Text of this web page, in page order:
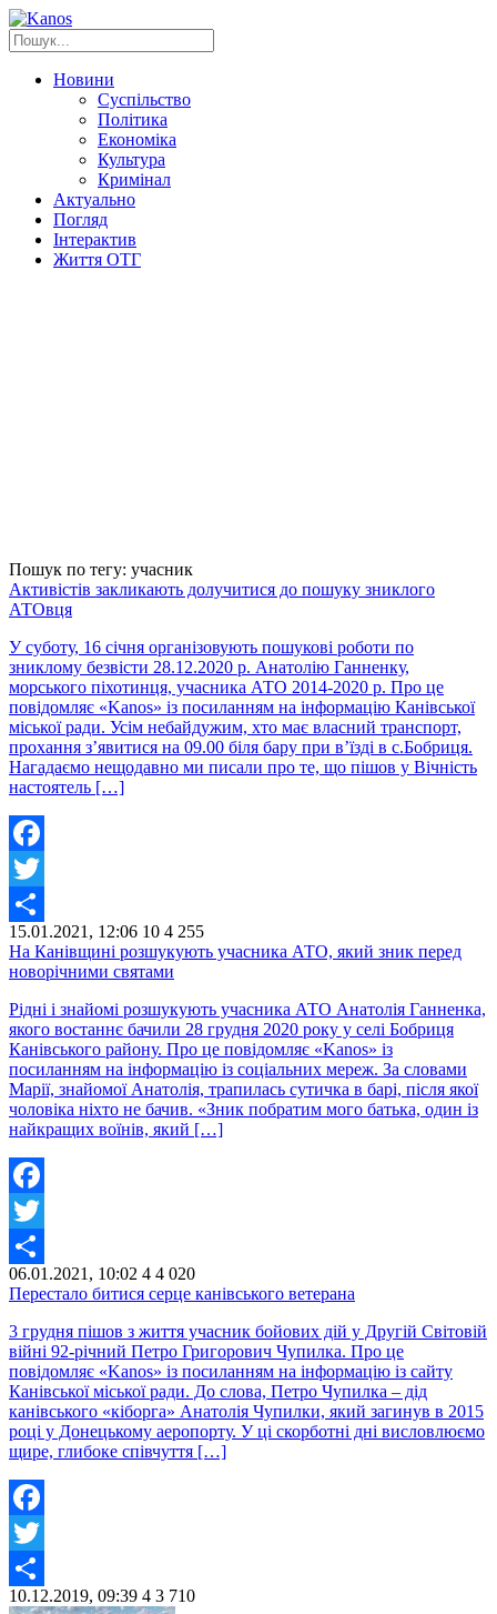
Новини
Суспільство
Політика
Економіка
Культура
Кримінал
Актуально
Погляд
Інтерактив
Життя ОТГ
Пошук по тегу: учасник
Активістів закликають долучитися до пошуку зниклого
АТОвця
У суботу, 16 січня організовують пошукові роботи по
зниклому безвісти 28.12.2020 р. Анатолію Ганненку,
морського піхотинця, учасника АТО 2014-2020 р. Про це
повідомляє «Kanos» із посиланням на інформацію Канівської
міської ради. Усім небайдужим, хто має власний транспорт,
прохання з’явитися на 09.00 біля бару при в’їзді в с.Бобриця.
Нагадаємо нещодавно ми писали про те, що пішов у Вічність
настоятель […]
Facebook
Twitter
Share
15.01.2021, 12:06 10 4 255
На Канівщині розшукують учасника АТО, який зник перед
новорічними святами
Рідні і знайомі розшукують учасника АТО Анатолія Ганненка,
якого востаннє бачили 28 грудня 2020 року у селі Бобриця
Канівського району. Про це повідомляє «Kanos» із
посиланням на інформацію із соціальних мереж. За словами
Марії, знайомої Анатолія, трапилась сутичка в барі, після якої
чоловіка ніхто не бачив. «Зник побратим мого батька, один із
найкращих воїнів, який […]
Facebook
Twitter
Share
06.01.2021, 10:02 4 4 020
Перестало битися серце канівського ветерана
3 грудня пішов з життя учасник бойових дій у Другій Світовій
війні 92-річний Петро Григорович Чупилка. Про це
повідомляє «Kanos» із посиланням на інформацію із сайту
Канівської міської ради. До слова, Петро Чупилка – дід
канівського «кіборга» Анатолія Чупилки, який загинув в 2015
році у Донецькому аеропорту. У ці скорботні дні висловлюємо
щире, глибоке співчуття […]
Facebook
Twitter
Share
10.12.2019, 09:39 4 3 710